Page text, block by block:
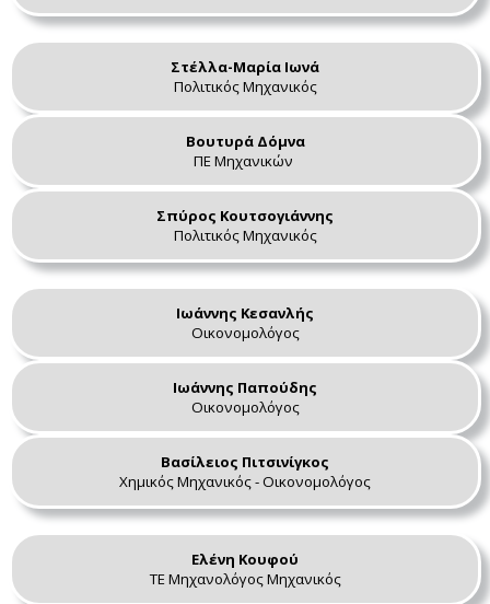
Στέλλα-Μαρία Ιωνά
Πολιτικός Μηχανικός
Βουτυρά Δόμνα
ΠΕ Μηχανικών
Σπύρος Κουτσογιάννης
Πολιτικός Μηχανικός
Ιωάννης Κεσανλής
Οικονομολόγος
Ιωάννης Παπούδης
Οικονομολόγος
Βασίλειος Πιτσινίγκος
Χημικός Μηχανικός - Οικονομολόγος
Ελένη Κουφού
ΤΕ Μηχανολόγος Μηχανικός